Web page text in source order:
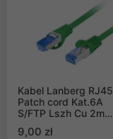
Kabel Lanberg RJ45
Patch cord Kat.6A
S/FTP Lszh Cu 2m
9,00 zł